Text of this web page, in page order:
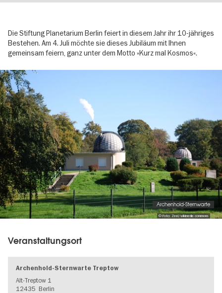
Die Stiftung Planetarium Berlin feiert in diesem Jahr ihr 10-jähriges
Bestehen. Am 4. Juli möchte sie dieses Jubiläum mit Ihnen
gemeinsam feiern, ganz unter dem Motto »Kurz mal Kosmos«.
Image
gallery
© Foto: Zeal/wikimedia commons
Archenhold-Sternwarte
Veranstaltungsort
Archenhold-Sternwarte Treptow
Alt-Treptow 1
12435 Berlin